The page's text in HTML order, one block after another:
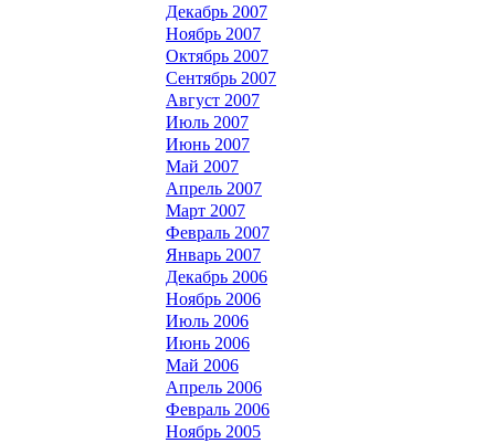
Декабрь 2007
Ноябрь 2007
Октябрь 2007
Сентябрь 2007
Август 2007
Июль 2007
Июнь 2007
Май 2007
Апрель 2007
Март 2007
Февраль 2007
Январь 2007
Декабрь 2006
Ноябрь 2006
Июль 2006
Июнь 2006
Май 2006
Апрель 2006
Февраль 2006
Ноябрь 2005